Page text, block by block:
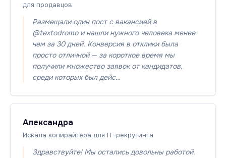
для продавцов
Размещали один пост с вакансией в
@textodromo и нашли нужного человека менее
чем за 30 дней. Конверсия в отклики была
просто отличной — за короткое время мы
получили множество заявок от кандидатов,
среди которых был дейс…
Александра
Искала копирайтера для IT-рекрутинга
Здравствуйте! Мы остались довольны работой.